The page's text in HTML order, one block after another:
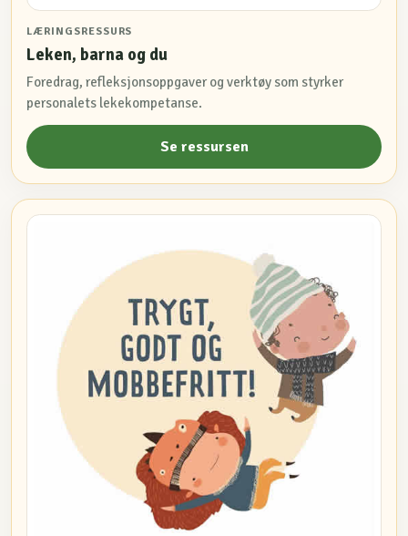
LÆRINGSRESSURS
Leken, barna og du
Foredrag, refleksjonsoppgaver og verktøy som styrker
personalets lekekompetanse.
Se ressursen